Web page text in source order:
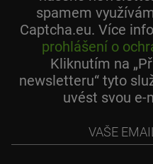
spamem
Captcha.eu. Více
prohlášení o
Kliknutím na
newsletteru“ tyto
uvést svou e-
adresa